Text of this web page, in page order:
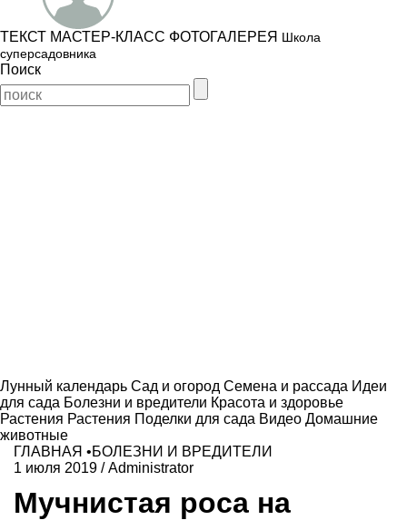
ТЕКСТ МАСТЕР-КЛАСС ФОТОГАЛЕРЕЯ Школа
суперсадовника
Поиск
Лунный календарь Сад и огород Семена и рассада Идеи
для сада Болезни и вредители Красота и здоровье
Растения Растения Поделки для сада Видео Домашние
животные
ГЛАВНАЯ •БОЛЕЗНИ И ВРЕДИТЕЛИ
1 июля 2019 /Administrator
Мучнистая роса на